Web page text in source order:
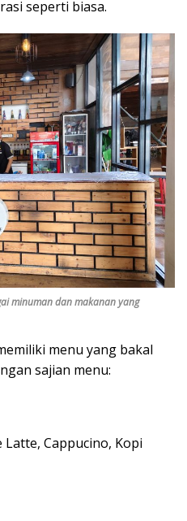
seperti biasa.
minuman dan makanan yang
menu yang bakal
sajian menu:
Latte, Cappucino, Kopi